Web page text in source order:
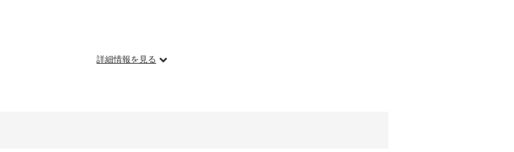
詳細情報を見る